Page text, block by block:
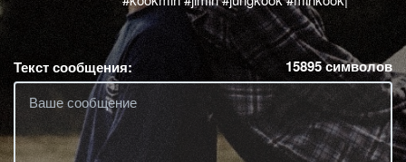
Текст сообщения: 15895символов